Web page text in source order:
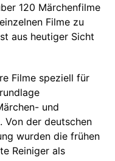
120 Märchenfilme
Filme zu
aus heutiger Sicht
Filme speziell für
und
Von der deutschen
wurden die frühen
Reiniger als